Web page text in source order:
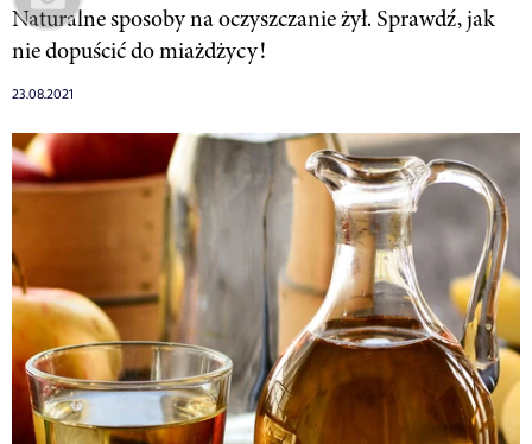
Naturalne sposoby na oczyszczanie żył. Sprawdź, jak
nie dopuścić do miażdżycy!
23.08.2021